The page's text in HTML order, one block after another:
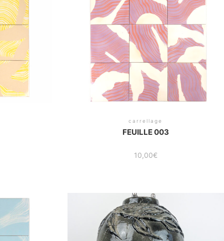
carrellage
FEUILLE 003
10,00€